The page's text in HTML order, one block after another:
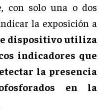
con solo una o dos
la exposición a
dispositivo utiliza
indicadores que
la presencia
en la